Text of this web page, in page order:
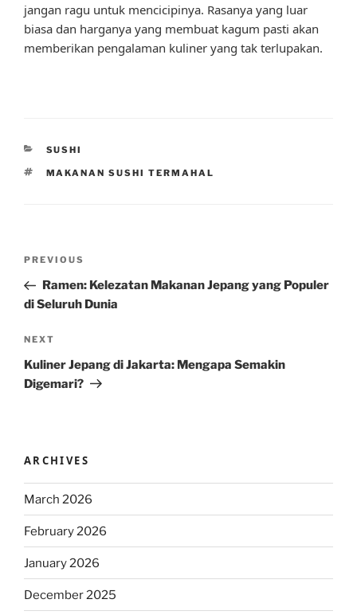
jangan ragu untuk mencicipinya. Rasanya yang luar
biasa dan harganya yang membuat kagum pasti akan
memberikan pengalaman kuliner yang tak terlupakan.
CATEGORIES
SUSHI
TAGS
MAKANAN SUSHI TERMAHAL
Previous
Post
PREVIOUS
Ramen: Kelezatan Makanan Jepang yang Populer
di Seluruh Dunia
Next
Post
NEXT
Kuliner Jepang di Jakarta: Mengapa Semakin
Digemari?
ARCHIVES
March 2026
February 2026
January 2026
December 2025